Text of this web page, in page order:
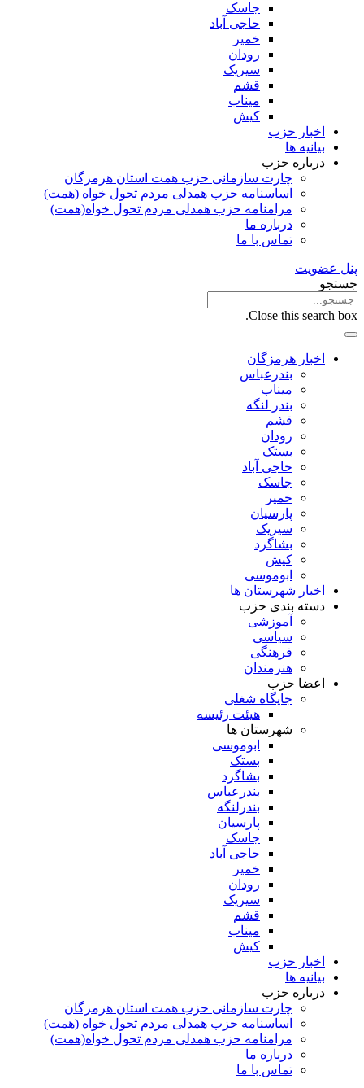
جاسک
حاجی آباد
خمیر
رودان
سیریک
قشم
میناب
کیش
اخبار حزب
بیانیه ها
درباره حزب
چارت سازمانی حزب همت استان هرمزگان
اساسنامه حزب همدلی مردم تحول خواه (همت)
مرامنامه حزب همدلی مردم تحول خواه(همت)
درباره ما
تماس با ما
پنل عضویت
جستجو
Close this search box.
اخبار هرمزگان
بندرعباس
میناب
بندر لنگه
قشم
رودان
بستک
حاجی آباد
جاسک
خمیر
پارسیان
سیریک
بشاگرد
کیش
ابوموسی
اخبار شهرستان ها
دسته بندی حزب
آموزشی
سیاسی
فرهنگی
هنرمندان
اعضا حزب
جایگاه شغلی
هیئت رئیسه
شهرستان ها
ابوموسی
بستک
بشاگرد
بندرعباس
بندرلنگه
پارسیان
جاسک
حاجی آباد
خمیر
رودان
سیریک
قشم
میناب
کیش
اخبار حزب
بیانیه ها
درباره حزب
چارت سازمانی حزب همت استان هرمزگان
اساسنامه حزب همدلی مردم تحول خواه (همت)
مرامنامه حزب همدلی مردم تحول خواه(همت)
درباره ما
تماس با ما